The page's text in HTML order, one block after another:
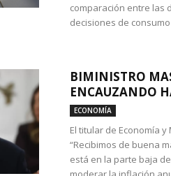
comparación entre las
decisiones de
BIMINISTRO
ENCAUZANDO
ECONOMÍA
El titular de Economía
“Recibimos de buena
está en la parte baja